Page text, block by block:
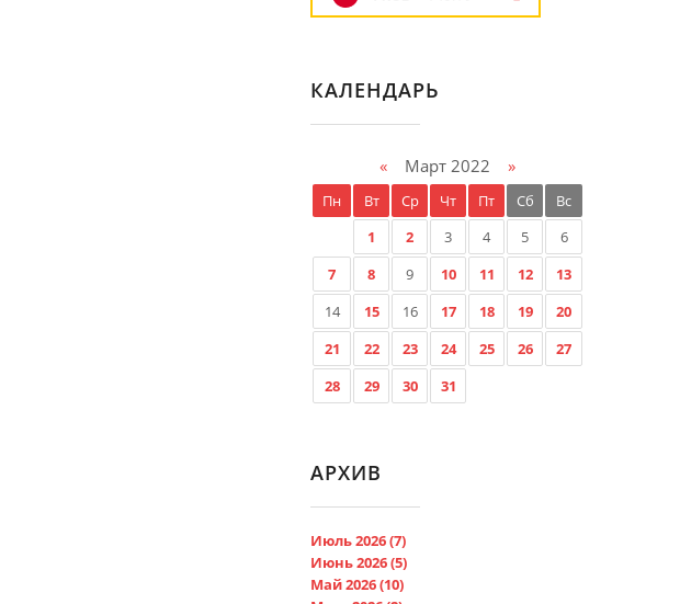
КАЛЕНДАРЬ
« Март 2022 »
Пн Вт Ср Чт Пт Сб
Вс
1
2 3 4 5
6
7
8 9 10 11 12
13
14
15 16 17 18 19
20
21
22 23 24 25 26
27
28
29 30 31
АРХИВ
Июль 2026 (7)
Июнь 2026 (5)
Май 2026 (10)